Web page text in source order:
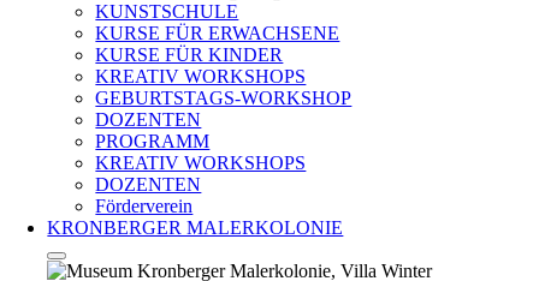
KUNSTSCHULE
KURSE FÜR ERWACHSENE
KURSE FÜR KINDER
KREATIV WORKSHOPS
GEBURTSTAGS-WORKSHOP
DOZENTEN
PROGRAMM
KREATIV WORKSHOPS
DOZENTEN
Förderverein
KRONBERGER MALERKOLONIE